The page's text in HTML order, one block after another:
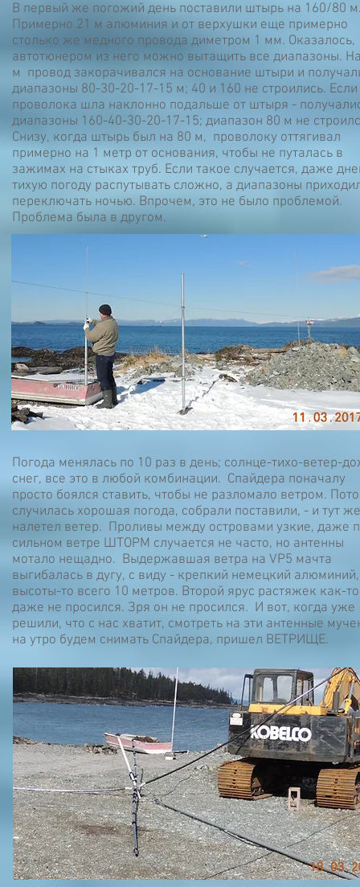
В первый же погожий день поставили штырь на 160/80
Примерно 21 м алюминия и от верхушки еще примерно
столько же медного провода диметром 1 мм. Оказалось,
автотюнером из него можно вытащить все диапазоны.
м провод закорачивался на основание штыри и
диапазоны 80-30-20-17-15 м; 40 и 160 не строились. Если
проволока шла наклонно подальше от штыря -
диапазоны 160-40-30-20-17-15; диапазон 80 м не
Снизу, когда штырь был на 80 м, проволоку оттягивал
примерно на 1 метр от основания, чтобы не путалась в
зажимах на стыках труб. Если такое случается, даже
тихую погоду распутывать сложно, а диапазоны
переключать ночью. Впрочем, это не было проблемой.
Проблема была в другом.
Погода менялась по 10 раз в день; солнце-тихо-ветер-
снег, все это в любой комбинации. Спайдера поначалу
просто боялся ставить, чтобы не разломало ветром.
случилась хорошая погода, собрали поставили, - и тут же
налетел ветер. Проливы между островами узкие, даже
сильном ветре ШТОРМ случается не часто, но антенны
мотало нещадно. Выдержавшая ветра на VP5 мачта
выгибалась в дугу, с виду - крепкий немецкий
высоты-то всего 10 метров. Второй ярус растяжек как-то
даже не просился. Зря он не просился. И вот, когда уже
решили, что с нас хватит, смотреть на эти антенные
на утро будем снимать Спайдера, пришел ВЕТРИЩЕ.